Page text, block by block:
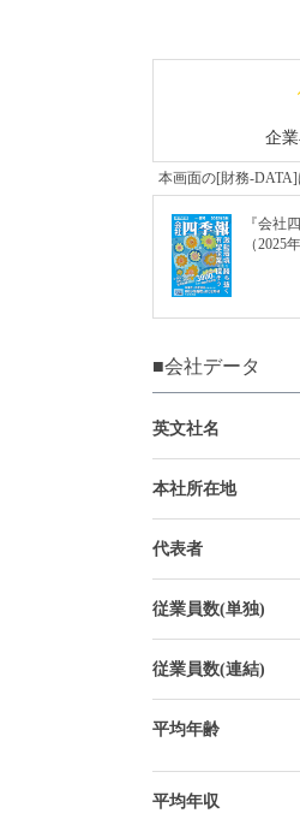
企
本画面の[財務-
『会社
（2025
■会社データ
英文社名
本社所在地
代表者
従業員数(単独)
従業員数(連結)
平均年齢
平均年収